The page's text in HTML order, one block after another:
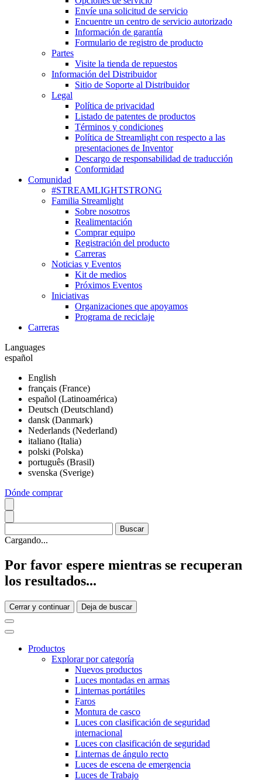
Envíe una solicitud de servicio
Encuentre un centro de servicio autorizado
Información de garantía
Formulario de registro de producto
Partes
Visite la tienda de repuestos
Información del Distribuidor
Sitio de Soporte al Distribuidor
Legal
Política de privacidad
Listado de patentes de productos
Términos y condiciones
Política de Streamlight con respecto a las
presentaciones de Inventor
Descargo de responsabilidad de traducción
Conformidad
Comunidad
#STREAMLIGHTSTRONG
Familia Streamlight
Sobre nosotros
Realimentación
Comprar equipo
Registración del producto
Carreras
Noticias y Eventos
Kit de medios
Próximos Eventos
Iniciativas
Organizaciones que apoyamos
Programa de reciclaje
Carreras
Languages
español
English
français (France)
español (Latinoamérica)
Deutsch (Deutschland)
dansk (Danmark)
Nederlands (Nederland)
italiano (Italia)
polski (Polska)
português (Brasil)
svenska (Sverige)
Dónde comprar
Cargando...
Por favor espere mientras se recuperan
los resultados...
Cerrar y continuar Deja de buscar
Productos
Explorar por categoría
Nuevos productos
Luces montadas en armas
Linternas portátiles
Faros
Montura de casco
Luces con clasificación de seguridad
internacional
Luces con clasificación de seguridad
Linternas de ángulo recto
Luces de escena de emergencia
Luces de Trabajo